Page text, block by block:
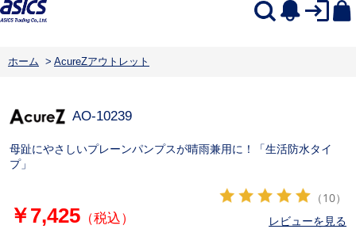
ホーム > AcureZアウトレット
AO-10239
母趾にやさしいプレーンパンプスが晴雨兼用に！「生活防水タイ
プ」
￥7,425（税込）
（10）
レビューを見る